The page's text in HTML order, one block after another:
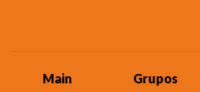
Main
Grupos